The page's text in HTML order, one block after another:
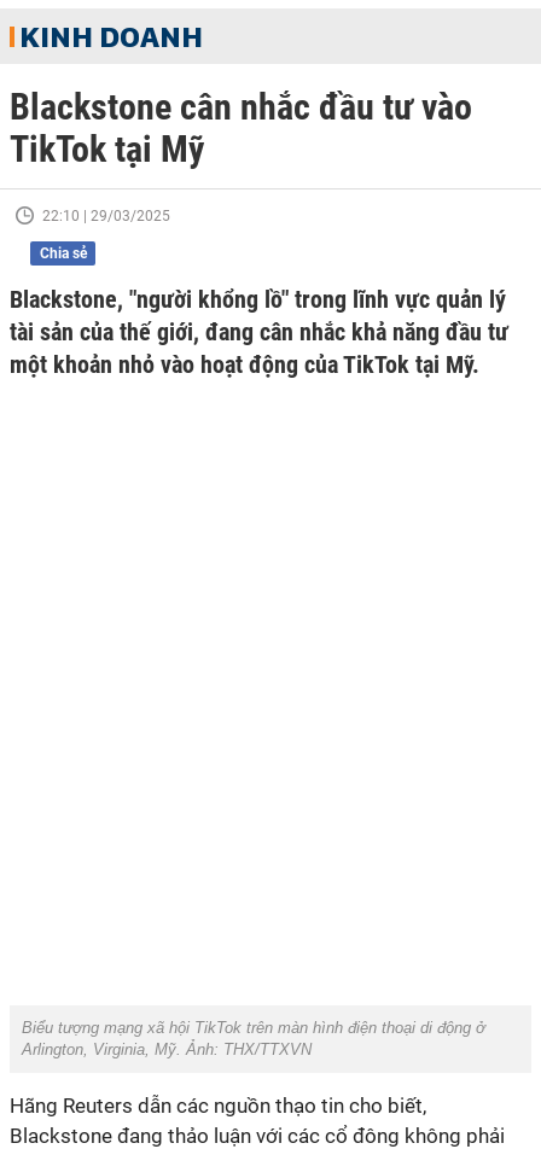
KINH DOANH
Blackstone cân nhắc đầu tư vào
TikTok tại Mỹ
22:10 | 29/03/2025
Chia sẻ
Blackstone, "người khổng lồ" trong lĩnh vực quản lý
tài sản của thế giới, đang cân nhắc khả năng đầu tư
một khoản nhỏ vào hoạt động của TikTok tại Mỹ.
Biểu tượng mạng xã hội TikTok trên màn hình điện thoại di động ở
Arlington, Virginia, Mỹ. Ảnh: THX/TTXVN
Hãng Reuters dẫn các nguồn thạo tin cho biết,
Blackstone đang thảo luận với các cổ đông không phải